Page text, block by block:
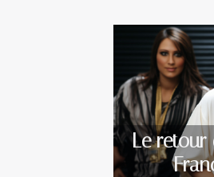
Le retour